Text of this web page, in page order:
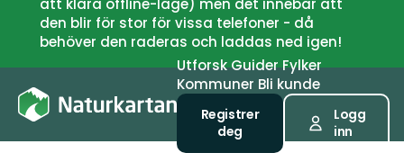
att klara offline-läge) men det innebär att
den blir för stor för vissa telefoner - då
behöver den raderas och laddas ned igen!
UtforskGuiderFylker
Kommuner Bli kunde
Registrer
deg
Logg
inn